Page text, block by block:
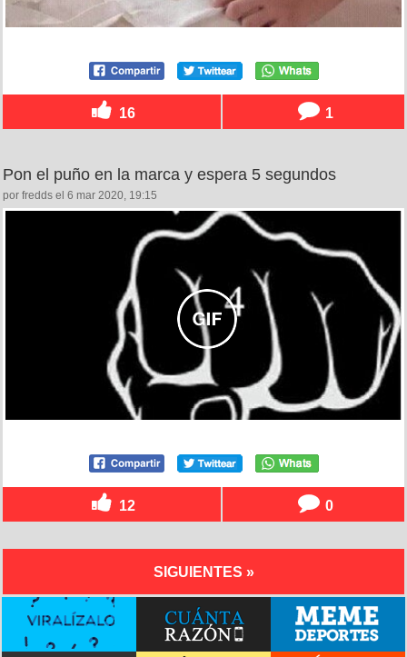
16 1
Pon el puño en la marca y espera 5 segundos
por fredds el 6 mar 2020, 19:15
12 0
SIGUIENTES »